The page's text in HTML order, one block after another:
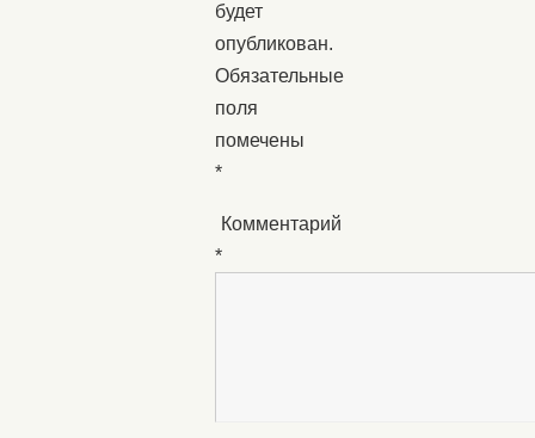
будет
опубликован.
Обязательные
поля
помечены
*
Комментарий
*